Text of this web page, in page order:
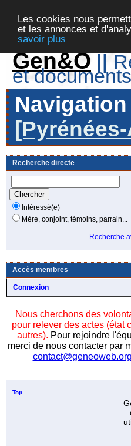
Les cookies nous
et les annonces et
savoir plus
Gen&O ||
et
Navigation
Recherche directe
Intéressé(e)
Mère, conjoint, témoins, parrain...
Recherche
Accès membres
Connexion
Nous cherchons des
pour relever des actes (état
autres). Pour rejoindre
merci de nous contacter par
contact@geneoweb.org
Top